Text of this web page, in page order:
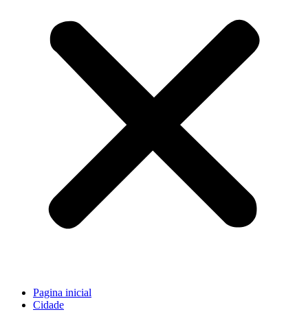
Pagina inicial
Cidade